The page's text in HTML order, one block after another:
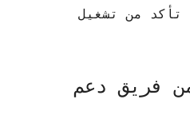
تأكد من تشغيل
فريق دعم